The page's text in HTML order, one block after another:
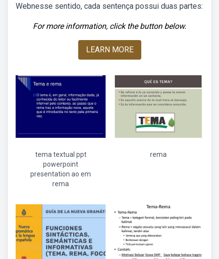
Webnesse sentido, cada sentença possui duas partes:
For more information, click the button below.
LEARN MORE
tema textual ppt
powerpoint
presentation ao em
rema
rema